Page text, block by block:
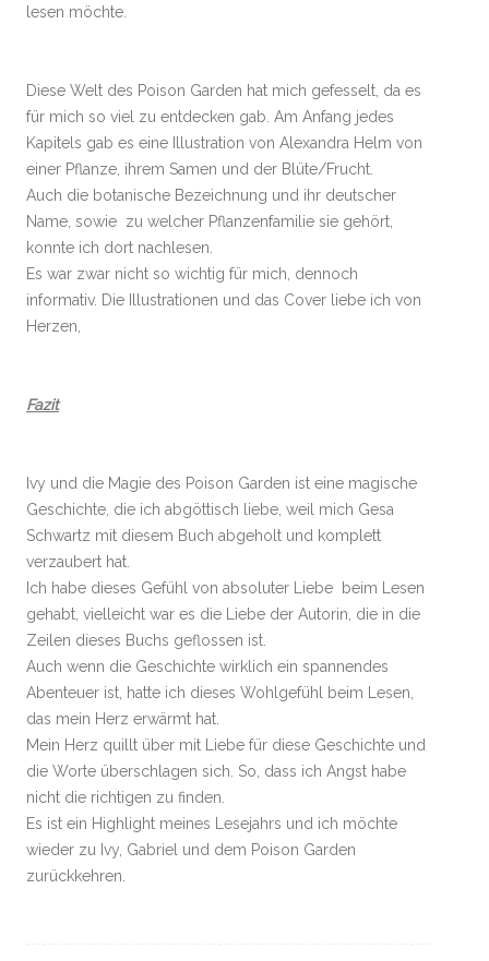
lesen möchte.
Diese Welt des Poison Garden hat mich gefesselt, da es
für mich so viel zu entdecken gab. Am Anfang jedes
Kapitels gab es eine Illustration von Alexandra Helm von
einer Pflanze, ihrem Samen und der Blüte/Frucht.
Auch die botanische Bezeichnung und ihr deutscher
Name, sowie zu welcher Pflanzenfamilie sie gehört,
konnte ich dort nachlesen.
Es war zwar nicht so wichtig für mich, dennoch
informativ. Die Illustrationen und das Cover liebe ich von
Herzen,
Fazit
Ivy und die Magie des Poison Garden ist eine magische
Geschichte, die ich abgöttisch liebe, weil mich Gesa
Schwartz mit diesem Buch abgeholt und komplett
verzaubert hat.
Ich habe dieses Gefühl von absoluter Liebe beim Lesen
gehabt, vielleicht war es die Liebe der Autorin, die in die
Zeilen dieses Buchs geflossen ist.
Auch wenn die Geschichte wirklich ein spannendes
Abenteuer ist, hatte ich dieses Wohlgefühl beim Lesen,
das mein Herz erwärmt hat.
Mein Herz quillt über mit Liebe für diese Geschichte und
die Worte überschlagen sich. So, dass ich Angst habe
nicht die richtigen zu finden.
Es ist ein Highlight meines Lesejahrs und ich möchte
wieder zu Ivy, Gabriel und dem Poison Garden
zurückkehren.